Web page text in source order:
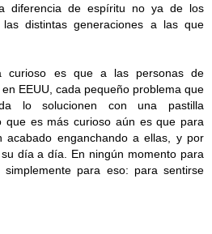
diferencia de espíritu no ya de los
distintas generaciones a las que
curioso es que a las personas de
EEUU, cada pequeño problema que
lo solucionen con una pastilla
que es más curioso aún es que para
acabado enganchando a ellas, y por
día a día. En ningún momento para
para eso: para sentirse